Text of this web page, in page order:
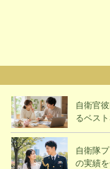
自衛官
るベス
自衛隊
の実績